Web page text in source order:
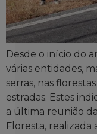
Desde o início do
várias entidades,
serras, nas
estradas. Estes
a última reunião
Floresta, realizada